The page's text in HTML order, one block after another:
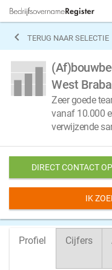
 TERUG NAAR SELECTIE
West
Zeer goede
vanaf 10.000
verwijzende
DIRECT CONTACT
IK
Profiel Cijfers